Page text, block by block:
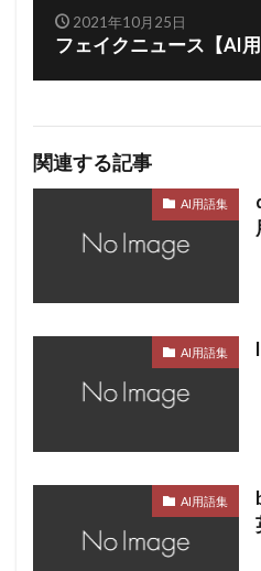
2021年10月25日
フェイクニュース【AI用
関連する記事
AI用語集
AI用語集
AI用語集